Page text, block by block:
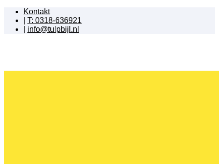
Kontakt
T: 0318-636921
info@tulpbijl.nl